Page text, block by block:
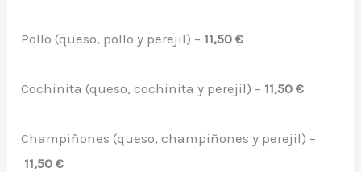
Pollo (queso, pollo y perejil) – 11,50 €
Cochinita (queso, cochinita y perejil) – 11,50 €
Champiñones (queso, champiñones y perejil) –
11,50 €